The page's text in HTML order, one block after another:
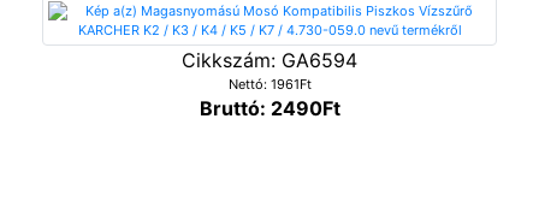
Cikkszám: GA6594
Nettó: 1961Ft
Bruttó: 2490Ft